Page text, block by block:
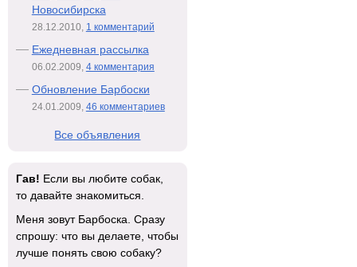
Новосибирска
28.12.2010, 1 комментарий
Ежедневная рассылка
06.02.2009, 4 комментария
Обновление Барбоски
24.01.2009, 46 комментариев
Все объявления
Гав! Если вы любите собак,
то давайте знакомиться.
Меня зовут Барбоска. Сразу
спрошу: что вы делаете, чтобы
лучше понять свою собаку?